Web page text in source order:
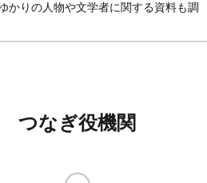
かりの人物や文学者に関する資料も調
つなぎ役機関